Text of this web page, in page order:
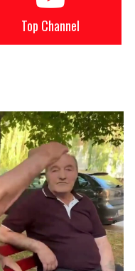
Top Channel